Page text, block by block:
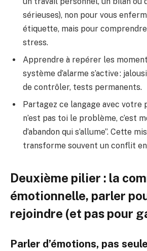
sérieuses), non pour vous
étiquette, mais pour
stress.
Apprendre à repérer les
système d’alarme s’active :
de contrôler, tests permanents.
Partagez ce langage avec votre
n’est pas toi le problème, c’est
d’abandon qui s’allume”. Cette
transforme souvent un conflit
Deuxième pilier : la
émotionnelle, parler
rejoindre (et pas pour
Parler d’émotions, pas